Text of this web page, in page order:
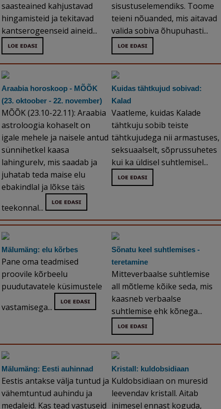
saasteained kahjustavad
hingamisteid ja tekitavad
kantserogeenseid aineid...
sisustuselemendiks. Toome
teieni nõuanded, mis aitavad
valida sobiva õhupuhasti...
Araabia horoskoop - MÕÕK
(23. oktoober - 22. november)
MÕÕK (23.10-22.11): Araabia
astroloogia kohaselt on
igale mehele ja naisele antud
sünnihetkel kaasa
lahingurelv, mis saadab ja
juhatab teda maise elu
ebakindlal ja lõkse täis
teekonnal...
Kuidas tähtkujud sobivad:
Kalad
Vaatleme, kuidas Kalade
tähtkuju sobib teiste
tähtkujudega nii armastuses,
seksuaalselt, sõprussuhetes
kui ka üldisel suhtlemisel...
Mälumäng: elu kõrbes
Pane oma teadmised
proovile kõrbeelu
puudutavatele küsimustele
vastamisega...
Sõnatu keel suhtlemises -
teretamine
Mitteverbaalse suhtlemise
all mõtleme kõike seda, mis
kaasneb verbaalse
suhtlemise ehk kõnega...
Mälumäng: Eesti auhinnad
Eestis antakse välja tuntud ja
vähemtuntud auhindu ja
medaleid. Kas tead vastuseid
Kristall: kuldobsidiaan
Kuldobsidiaan on muresid
leevendav kristall. Aitab
inimesel ennast koguda,